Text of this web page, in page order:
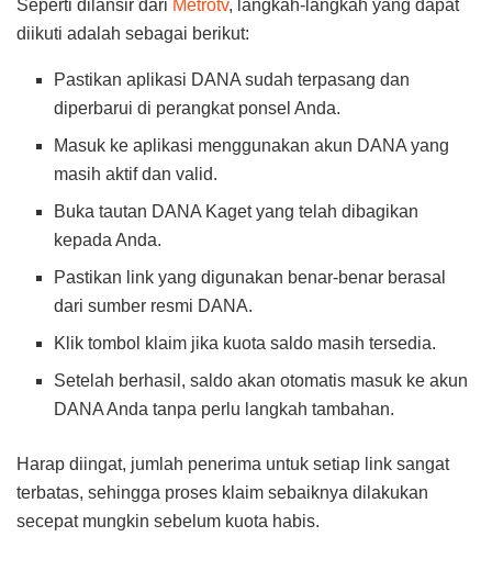
Seperti dilansir dari Metrotv, langkah-langkah yang dapat
diikuti adalah sebagai berikut:
Pastikan aplikasi DANA sudah terpasang dan
diperbarui di perangkat ponsel Anda.
Masuk ke aplikasi menggunakan akun DANA yang
masih aktif dan valid.
Buka tautan DANA Kaget yang telah dibagikan
kepada Anda.
Pastikan link yang digunakan benar-benar berasal
dari sumber resmi DANA.
Klik tombol klaim jika kuota saldo masih tersedia.
Setelah berhasil, saldo akan otomatis masuk ke akun
DANA Anda tanpa perlu langkah tambahan.
Harap diingat, jumlah penerima untuk setiap link sangat
terbatas, sehingga proses klaim sebaiknya dilakukan
secepat mungkin sebelum kuota habis.